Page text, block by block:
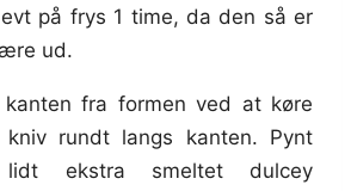
på frys 1 time, da den så er
ud.
fra formen ved at køre
rundt langs kanten. Pynt
ekstra smeltet dulcey